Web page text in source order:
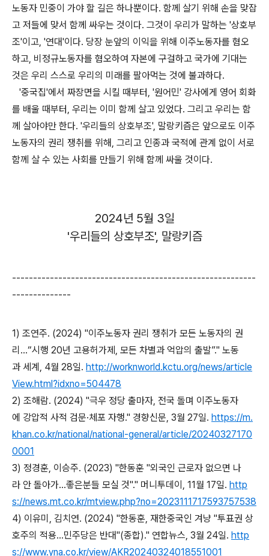
노동자 민중이 가야 할 길은 하나뿐이다. 함께 살기 위해 손을 맞잡
고 저들에 맞서 함께 싸우는 것이다. 그것이 우리가 말하는 '상호부
조'이고, '연대'이다. 당장 눈앞의 이익을 위해 이주노동자를 혐오
하고, 비정규노동자를 혐오하여 자본에 구걸하고 국가에 기대는
것은 우리 스스로 우리의 미래를 팔아먹는 것에 불과하다.
'중국집'에서 짜장면을 시킬 때부터, '원어민' 강사에게 영어 회화
를 배울 때부터, 우리는 이미 함께 살고 있었다. 그리고 우리는 함
께 살아야만 한다. '우리들의 상호부조', 말랑키즘은 앞으로도 이주
노동자의 권리 쟁취를 위해, 그리고 인종과 국적에 관계 없이 서로
함께 살 수 있는 사회를 만들기 위해 함께 싸울 것이다.
2024년 5월 3일
'우리들의 상호부조', 말랑키즘
----------------------------------------------------------
--------------
1) 조연주. (2024) "이주노동자 권리 쟁취가 모든 노동자의 권
리…“시행 20년 고용허가제, 모든 차별과 억압의 출발”." 노동
과 세계, 4월 28일. http://worknworld.kctu.org/news/article
View.html?idxno=504478
2) 조해람. (2024) "극우 정당 출마자, 전국 돌며 이주노동자
에 강압적 사적 검문·체포 자행." 경향신문, 3월 27일. https://m.
khan.co.kr/national/national-general/article/20240327170
0001
3) 정경훈, 이승주. (2023) "한동훈 "외국인 근로자 없으면 나
라 안 돌아가…좋은분들 모실 것"." 머니투데이, 11월 17일. http
s://news.mt.co.kr/mtview.php?no=2023111717593757538
4) 이유미, 김치연. (2024) "한동훈, 재한중국인 겨냥 "투표권 상
호주의 적용…민주당은 반대"(종합)." 연합뉴스, 3월 24일. http
s://www.yna.co.kr/view/AKR20240324018551001